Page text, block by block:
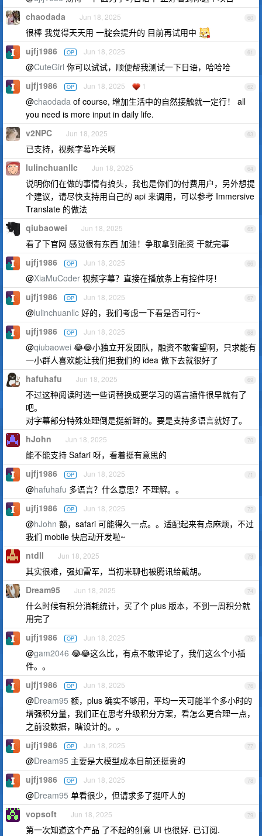
60
chaodada Jun 18, 2025
很棒 我觉得天天用 一腚会提升的 目前再试用中
61
ujfj1986 OP Jun 18, 2025
@CuteGirl 你可以试试，顺便帮我测试一下日语，哈哈哈
62
ujfj1986 OP Jun 18, 2025 1
@chaodada of course, 增加生活中的自然接触就一定行！ all
you need is more input in daily life.
63
v2NPC Jun 18, 2025
已支持，视频字幕咋关啊
64
lulinchuanllc Jun 18, 2025
说明你们在做的事情有搞头，我也是你们的付费用户，另外想提
个建议，请尽快支持用自己的 api 来调用，可以参考 Immersive
Translate 的做法
65
qiubaowei Jun 18, 2025
看了下官网 感觉很有东西 加油！争取拿到融资 干就完事
66
ujfj1986 OP Jun 18, 2025
@XiaMuCoder 视频字幕？直接在播放条上有控件呀！
67
ujfj1986 OP Jun 18, 2025
@lulinchuanllc 好的，我们考虑一下看是否可行~
68
ujfj1986 OP Jun 18, 2025
@qiubaowei 😂😂小独立开发团队，融资不敢奢望啊，只求能有
一小群人喜欢能让我们把我们的 idea 做下去就很好了
69
hafuhafu Jun 18, 2025
不过这种阅读时选一些词替换成要学习的语言插件很早就有了
吧。
对字幕部分特殊处理倒是挺新鲜的。要是支持多语言就好了。
70
hJohn Jun 18, 2025
能不能支持 Safari 呀，看着挺有意思的
71
ujfj1986 OP Jun 18, 2025
@hafuhafu 多语言？什么意思？不理解。。
72
ujfj1986 OP Jun 18, 2025
@hJohn 额，safari 可能得久一点。。适配起来有点麻烦，不过
我们 mobile 快启动开发啦~
73
ntdll Jun 18, 2025
其实很难，强如雷军，当初米聊也被腾讯给截胡。
74
Dream95 Jun 18, 2025
什么时候有积分消耗统计，买了个 plus 版本，不到一周积分就
用完了
75
ujfj1986 OP Jun 18, 2025
@gam2046 😂😂这么比，有点不敢评论了，我们这么个小插
件。。
76
ujfj1986 OP Jun 18, 2025
@Dream95 额，plus 确实不够用，平均一天可能半个多小时的
增强积分量，我们正在思考升级积分方案，看怎么更合理一点，
之前没数据，瞎设计的。。
77
ujfj1986 OP Jun 18, 2025
@Dream95 主要是大模型成本目前还挺贵的
78
ujfj1986 OP Jun 18, 2025
@Dream95 单看很少，但请求多了挺吓人的
79
vopsoft Jun 18, 2025
第一次知道这个产品 了不起的创意 UI 也很好. 已订阅.